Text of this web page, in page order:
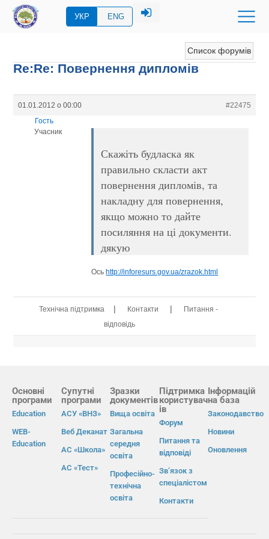
УКР ENG
Список форумів
Re:Re: Повернення дипломів
01.01.2012 о 00:00
#22475
Гость
Учасник
Скажіть будласка як
правильно скласти акт
повернення дипломів, та
накладну для повернення,
якщо можно то дайте
посиляння на ці документи.
дякую
Ось http://inforesurs.gov.ua/zrazok.html
Технічна підтримка | Контакти |
Питання -
відповідь
Основні
програми
Education
WEB-
Education
Супутні
програми
АСУ «ВНЗ»
Веб Деканат
АС «Школа»
АС «Тест»
Зразки
документів
Вища освіта
Загальна
середня
освіта
Професійно-
технічна
освіта
Підтримка
користувач
ів
Форум
Питання та
відповіді
Зв’язок з
спеціалістом
Контакти
Інформацій
на база
Законодавство
Новини
Оновлення